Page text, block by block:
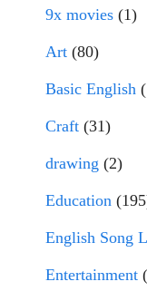
9x movies (1)
Art (80)
Basic English
Craft (31)
drawing (2)
Education
English Song
Entertainment